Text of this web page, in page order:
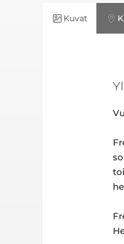
Kuvat